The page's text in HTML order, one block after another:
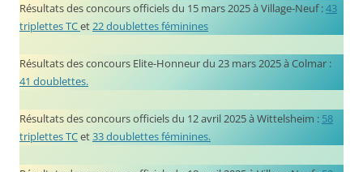
Résultats des concours officiels du 15 mars 2025 à Village-Neuf :43
triplettes TCet22 doublettes féminines
Résultats des concours Elite-Honneur du 23 mars 2025 à Colmar :
41 doublettes.
Résultats des concours officiels du 12 avril 2025 à Wittelsheim : 58
triplettes TCet33 doublettes féminines.